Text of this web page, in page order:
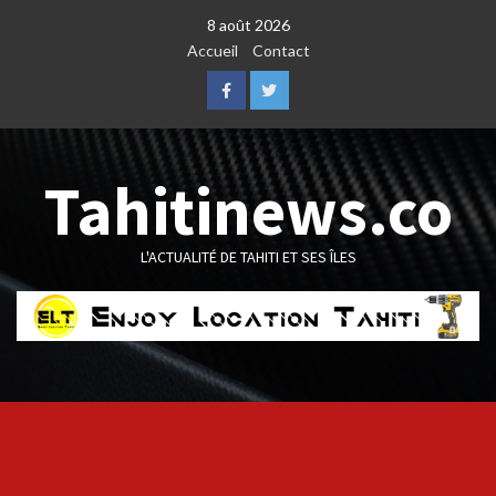
8 août 2026
Accueil
Contact
FacebookTwitter
Tahitinews.co
L'ACTUALITÉ DE TAHITI ET SES ÎLES